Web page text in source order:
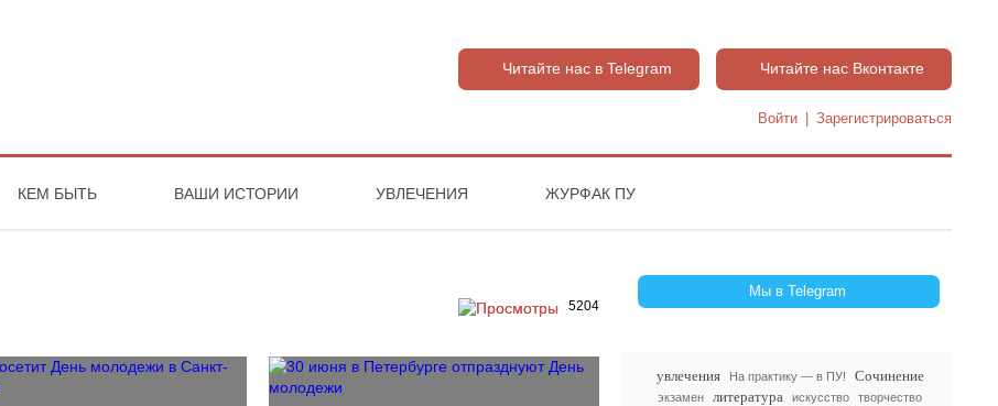
Читайте нас в Telegram Читайте нас Вконтакте
Войти Зарегистрироваться
КЕМ БЫТЬ ВАШИ ИСТОРИИ УВЛЕЧЕНИЯ ЖУРФАК ПУ
Мы в Telegram
увлечения На практику — в ПУ! Сочинение
экзамен литература искусство творчество
5204